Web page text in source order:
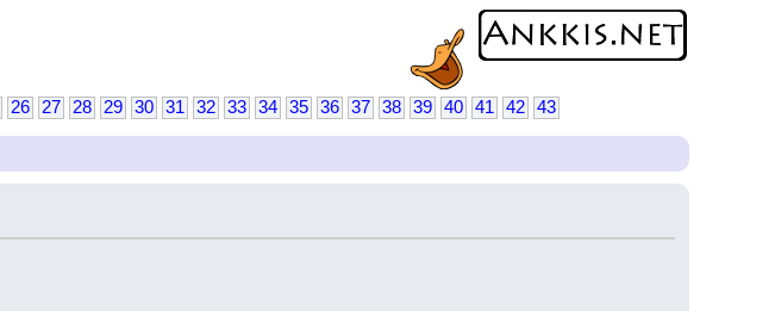
26 27 28 29 30 31 32 33 34 35 36 37 38 39 40 41 42 43